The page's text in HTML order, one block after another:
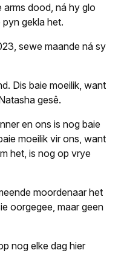
arms dood, ná hy glo
gekla het.
sewe maande ná sy
Dis baie moeilik, want
gesê.
en ons is nog baie
moeilik vir ons, want
het, is nog op vrye
moordenaar het
oorgegee, maar geen
nog elke dag hier